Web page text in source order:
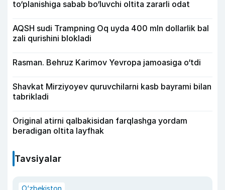
to‘planishiga sabab bo‘luvchi oltita zararli odat
AQSH sudi Trampning Oq uyda 400 mln dollarlik bal
zali qurishini blokladi
Rasman. Behruz Karimov Yevropa jamoasiga o‘tdi
Shavkat Mirziyoyev quruvchilarni kasb bayrami bilan
tabrikladi
Original atirni qalbakisidan farqlashga yordam
beradigan oltita layfhak
Tavsiyalar
O‘zbekiston